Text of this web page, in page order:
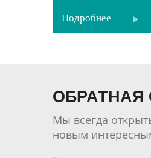
Подробнее
ОБРАТНАЯ
Мы всегда
новым